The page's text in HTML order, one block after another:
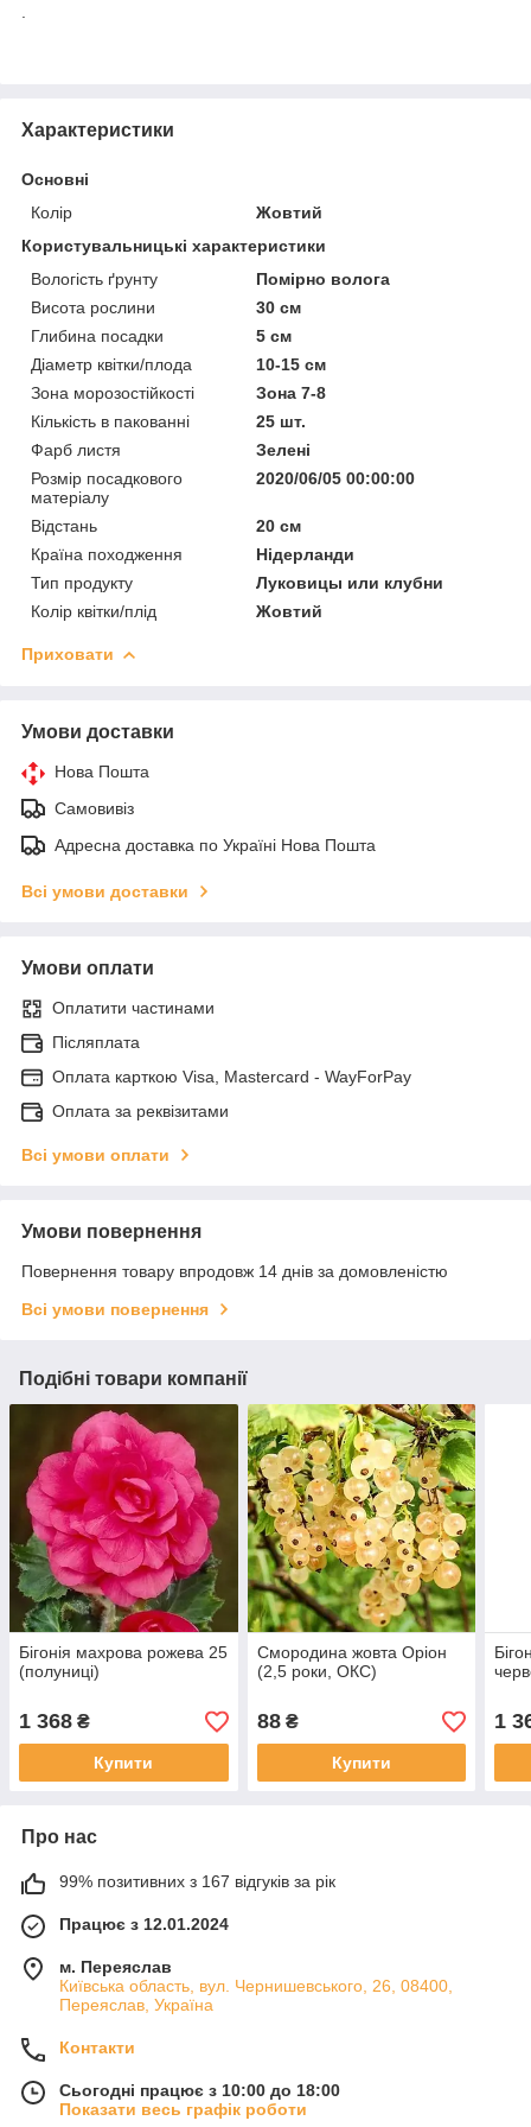
Характеристики
Основні
Колір
Жовтий
Користувальницькі характеристики
Вологість ґрунту
Помірно волога
Висота рослини
30 см
Глибина посадки
5 см
Діаметр квітки/плода
10-15 см
Зона морозостійкості
Зона 7-8
Кількість в пакованні
25 шт.
Фарб листя
Зелені
Розмір посадкового
матеріалу
2020/06/05 00:00:00
Відстань
20 см
Країна походження
Нідерланди
Тип продукту
Луковицы или клубни
Колір квітки/плід
Жовтий
Приховати
Умови доставки
Нова Пошта
Самовивіз
Адресна доставка по Україні Нова Пошта
Всі умови доставки
Умови оплати
Оплатити частинами
Післяплата
Оплата карткою Visa, Mastercard - WayForPay
Оплата за реквізитами
Всі умови оплати
Умови повернення
Повернення товару впродовж 14 днів за домовленістю
Всі умови повернення
Подібні товари компанії
Бігонія махрова рожева 25
(полуниці)
1 368 ₴
Купити
Смородина жовта Оріон
(2,5 роки, ОКС)
88₴
Купити
1
Про нас
99% позитивних з 167 відгуків за рік
Працює з 12.01.2024
м. Переяслав
Київська область, вул. Чернишевського, 26, 08400,
Переяслав, Україна
Контакти
Сьогодні працює з 10:00 до 18:00
Показати весь графік роботи